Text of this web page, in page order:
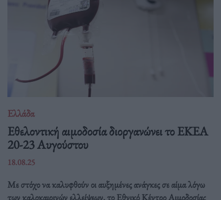
Ελλάδα
Eθελοντική αιμοδοσία διοργανώνει το ΕΚΕΑ
20-23 Αυγούστου
18.08.25
Με στόχο να καλυφθούν οι αυξημένες ανάγκες σε αίμα λόγω
των καλοκαιρινών ελλείψεων, το Εθνικό Κέντρο Αιμοδοσίας